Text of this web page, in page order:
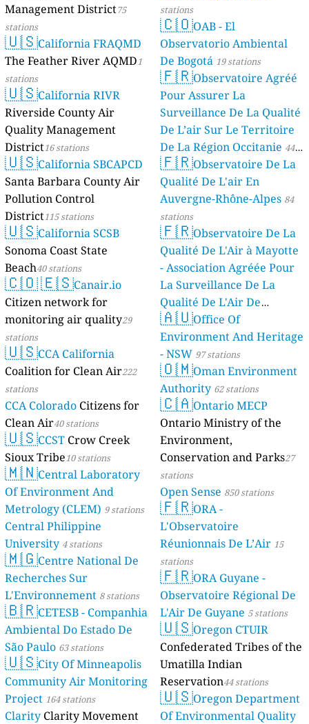
Management District75
stations
🇺🇸California FRAQMD
The Feather River AQMD1
stations
🇺🇸California RIVR
Riverside County Air
Quality Management
District16 stations
🇺🇸California SBCAPCD
Santa Barbara County Air
Pollution Control
District115 stations
🇺🇸California SCSB
Sonoma Coast State
Beach40 stations
🇨🇴🇪🇸Canair.io
Citizen network for
monitoring air quality29
stations
🇺🇸CCA California
Coalition for Clean Air222
stations
CCA Colorado Citizens for
Clean Air40 stations
🇺🇸CCST Crow Creek
Sioux Tribe10 stations
🇲🇳Central Laboratory
Of Environment And
Metrology (CLEM) 9 stations
Central Philippine
University 4 stations
🇲🇬Centre National De
Recherches Sur
L'Environnement 8 stations
🇧🇷CETESB - Companhia
Ambiental Do Estado De
São Paulo 63 stations
🇺🇸City Of Minneapolis
Community Air Monitoring
Project 164 stations
Clarity Clarity Movement
stations
🇨🇴OAB - El
Observatorio Ambiental
De Bogotá 19 stations
🇫🇷Observatoire Agréé
Pour Assurer La
Surveillance De La Qualité
De L’air Sur Le Territoire
De La Région Occitanie 44
stations
🇫🇷Observatoire De La
Qualité De L'air En
Auvergne-Rhône-Alpes 84
stations
🇫🇷Observatoire De La
Qualité De L'Air à Mayotte
- Association Agréée Pour
La Surveillance De La
Qualité De L'Air De
Mayotte 4 stations
🇦🇺Office Of
Environment And Heritage
- NSW 97 stations
🇴🇲Oman Environment
Authority 62 stations
🇨🇦Ontario MECP
Ontario Ministry of the
Environment,
Conservation and Parks27
stations
Open Sense 850 stations
🇫🇷ORA -
L'Observatoire
Réunionnais De L’Air 15
stations
🇫🇷ORA Guyane -
Observatoire Régional De
L'Air De Guyane 5 stations
🇺🇸Oregon CTUIR
Confederated Tribes of the
Umatilla Indian
Reservation44 stations
🇺🇸Oregon Department
Of Environmental Quality